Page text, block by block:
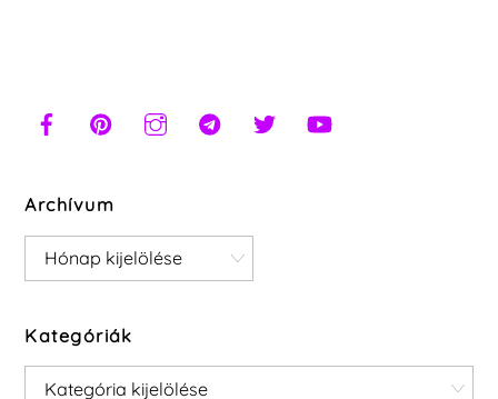
Archívum
Archívum
Kategóriák
Kategóriák